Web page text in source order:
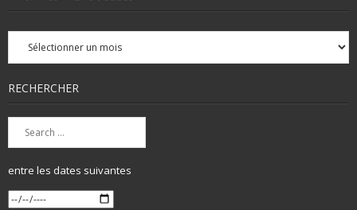
Archives
mensuelles
RECHERCHER
entre les dates suivantes